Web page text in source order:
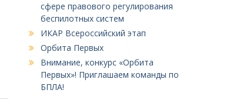
сфере правового регулирования
беспилотных систем
ИКАР Всероссийский этап
Орбита Первых
Внимание, конкурс «Орбита
Первых»! Приглашаем команды по
БПЛА!